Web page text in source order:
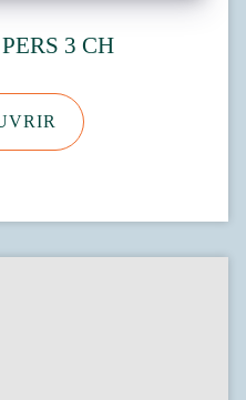
3 CH